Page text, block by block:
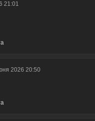
21:01
2026 20:50